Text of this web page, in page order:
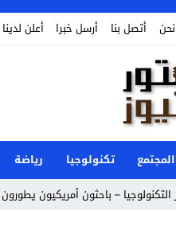
أتصل بنا أرسل خبرا أعلن لدينا
المجتمع تكنولوجيا رياضة
التكنولوجيا – باحثون أمريكيون يطورون